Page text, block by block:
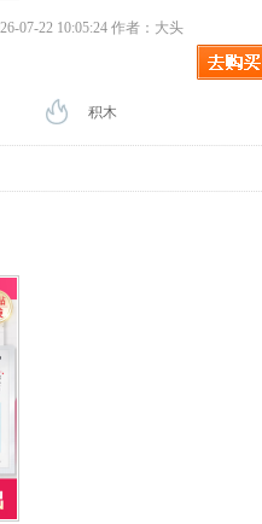
07-22 10:05:24 作者：大头
积木